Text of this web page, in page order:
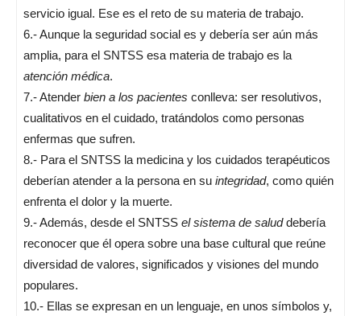
servicio igual. Ese es el reto de su materia de trabajo.
6.- Aunque la seguridad social es y debería ser aún más
amplia, para el SNTSS esa materia de trabajo es la
atención médica.
7.- Atender bien a los pacientes conlleva: ser resolutivos,
cualitativos en el cuidado, tratándolos como personas
enfermas que sufren.
8.- Para el SNTSS la medicina y los cuidados terapéuticos
deberían atender a la persona en su integridad, como quién
enfrenta el dolor y la muerte.
9.- Además, desde el SNTSS el sistema de saluddebería
reconocer que él opera sobre una base cultural que reúne
diversidad de valores, significados y visiones del mun­do
populares.
10.- Ellas se expresan en un lenguaje, en unos símbolos y,